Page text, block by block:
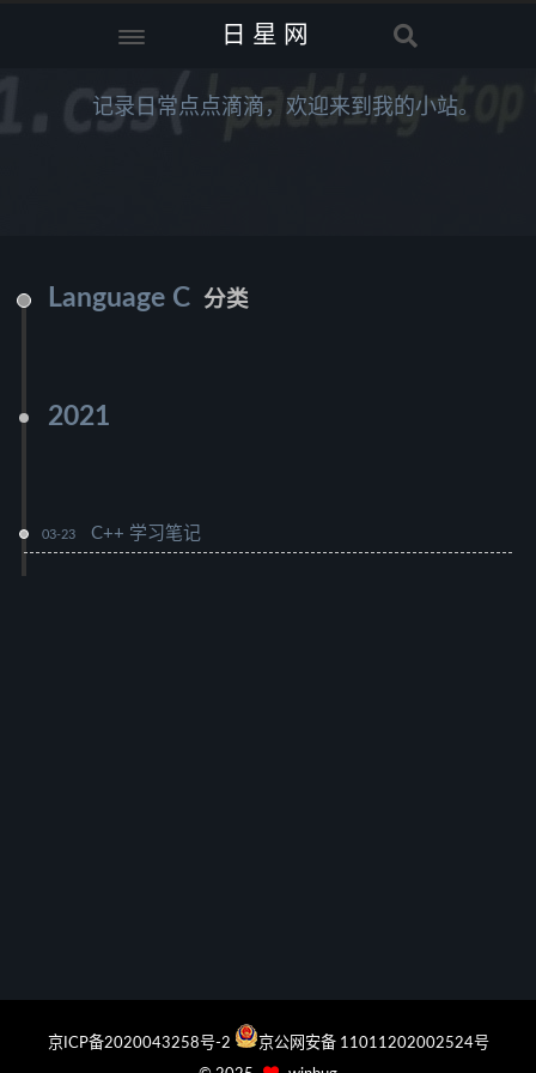
日星网
记录日常点点滴滴，欢迎来到我的小站。
Language C 分类
2021
03-23 C++ 学习笔记
京ICP备2020043258号-2
京公网安备 11011202002524号